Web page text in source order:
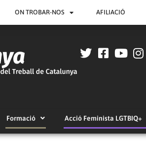
ON TROBAR-NOS AFILIACIÓ
Formació Acció Feminista LGTBIQ+